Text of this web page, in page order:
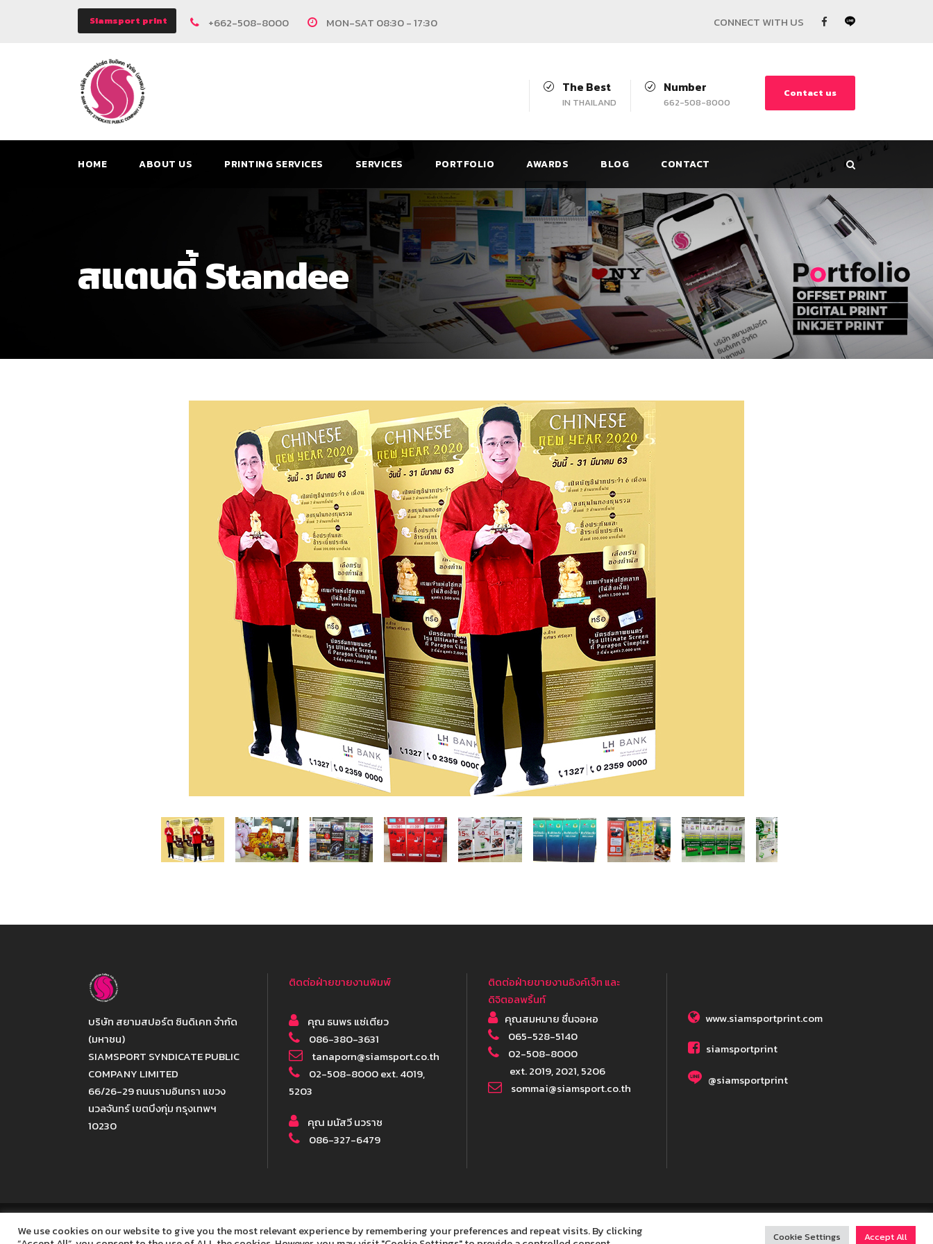
Siamsport print +662-508-8000 MON-SAT 08:30 - 17:30
The Best
IN THAILAND
Number
662-508-8000
Contact us
HOME ABOUT US PRINTING SERVICES SERVICES PORTFOLIO AWARDS BLOG CONTACT
สแตนดี้ Standee
บริษัท สยามสปอร์ต ซินดิเคท จำกัด
(มหาชน)
SIAMSPORT SYNDICATE PUBLIC
COMPANY LIMITED
66/26-29 ถนนรามอินทรา แขวง
นวลจันทร์ เขตบึงกุ่ม กรุงเทพฯ
10230
ติดต่อฝ่ายขายงานพิมพ์
คุณ ธนพร แซ่เตียว
086-380-3631
tanaporn@siamsport.co.th
02-508-8000 ext. 4019,
5203
คุณ มนัสวี นวราช
086-327-6479
ติดต่อฝ่ายขายงานอิงค์เจ็ท และ
ดิจิตอลพริ้นท์
คุณสมหมาย ชื่นจอหอ
065-528-5140
02-508-8000
ext. 2019, 2021, 5206
sommai@siamsport.co.th
www.siamsportprint.com
siamsportprint
@siamsportprint
Copyright 2021 Siam Sport Syndicated Public Co.,Ltd., All Right Reserved
We use cookies on our website to give you the most relevant experience by remembering your preferences and repeat visits. By clicking
Cookie Settings Accept All